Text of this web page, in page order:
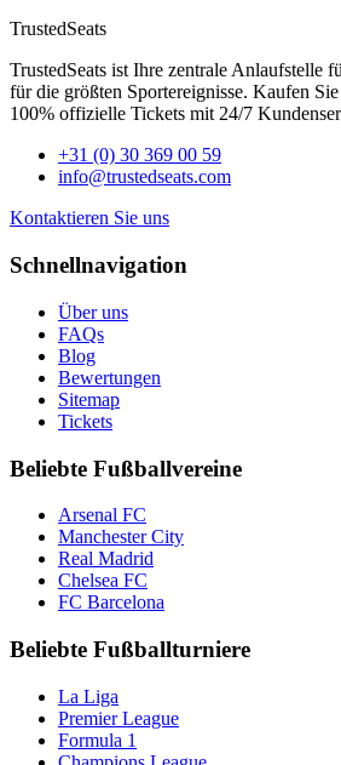
TrustedSeats
TrustedSeats ist Ihre zentrale Anlaufstelle
für die größten Sportereignisse. Kaufen
100% offizielle Tickets mit 24/7
+31 (0) 30 369 00 59
info@trustedseats.com
Kontaktieren Sie uns
Schnellnavigation
Über uns
FAQs
Blog
Bewertungen
Sitemap
Tickets
Beliebte Fußballvereine
Arsenal FC
Manchester City
Real Madrid
Chelsea FC
FC Barcelona
Beliebte Fußballturniere
La Liga
Premier League
Formula 1